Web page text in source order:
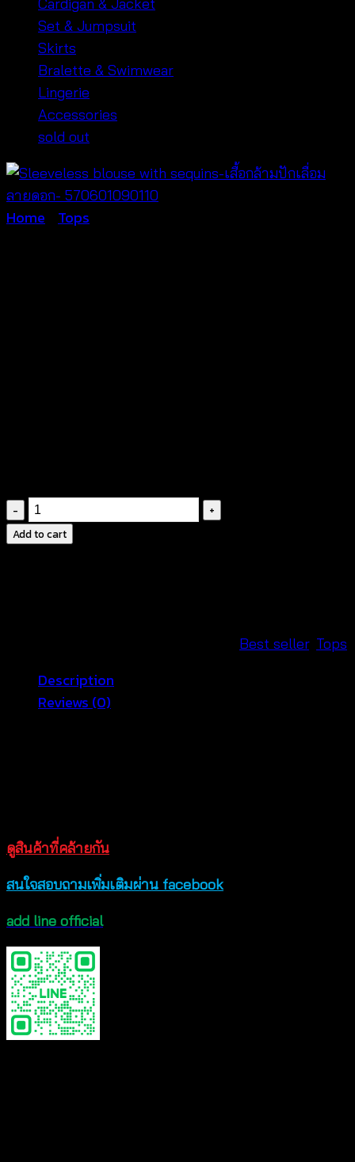
Set & Jumpsuit
Skirts
Bralette & Swimwear
Lingerie
Accessories
sold out
Home Tops
Sleeveless
blouse
ลาย
ดอก-
Add to cart
Best seller, Tops
Description
Reviews (0)
ดูสินค้าที่คล้ายกัน
สนใจสอบถามเพิ่มเติมผ่าน facebook
add line official